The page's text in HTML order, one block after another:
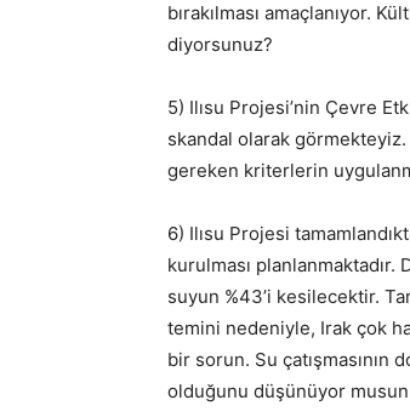
bırakılması amaçlanıyor.
diyorsunuz?
5) Ilısu Projesi’nin Çevre
skandal olarak
gereken kriterlerin
6) Ilısu Projesi
kurulması planlanmaktadır.
suyun %43’i kesilecektir.
temini nedeniyle, Irak çok
bir sorun. Su çatışmasının
olduğunu düşünüyor